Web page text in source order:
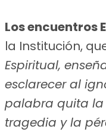
Los encuentros
la Institución,
Espiritual,
esclarecer al
palabra quita la
tragedia y la